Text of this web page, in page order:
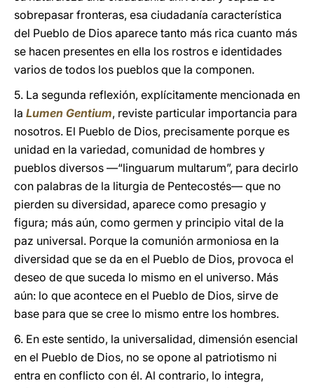
sobrepasar fronteras, esa ciudadanía característica
del Pueblo de Dios aparece tanto más rica cuanto más
se hacen presentes en ella los rostros e identidades
varios de todos los pueblos que la componen.
5. La segunda reflexión, explícitamente mencionada en
la Lumen Gentium, reviste particular importancia para
nosotros. El Pueblo de Dios, precisamente porque es
unidad en la variedad, comunidad de hombres y
pueblos diversos —“linguarum multarum”, para decirlo
con palabras de la liturgia de Pentecostés— que no
pierden su diversidad, aparece como presagio y
figura; más aún, como germen y principio vital de la
paz universal. Porque la comunión armoniosa en la
diversidad que se da en el Pueblo de Dios, provoca el
deseo de que suceda lo mismo en el universo. Más
aún: lo que acontece en el Pueblo de Dios, sirve de
base para que se cree lo mismo entre los hombres.
6. En este sentido, la universalidad, dimensión esencial
en el Pueblo de Dios, no se opone al patriotismo ni
entra en conflicto con él. Al contrario, lo integra,